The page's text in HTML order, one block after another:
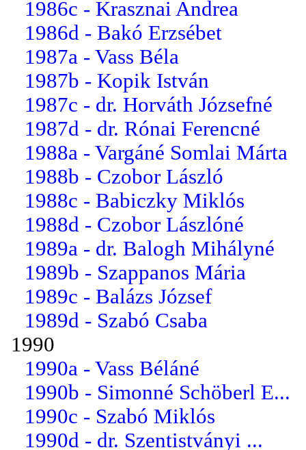
1986c - Krasznai Andrea
1986d - Bakó Erzsébet
1987a - Vass Béla
1987b - Kopik István
1987c - dr. Horváth Józsefné
1987d - dr. Rónai Ferencné
1988a - Vargáné Somlai Márta
1988b - Czobor László
1988c - Babiczky Miklós
1988d - Czobor Lászlóné
1989a - dr. Balogh Mihályné
1989b - Szappanos Mária
1989c - Balázs József
1989d - Szabó Csaba
1990
1990a - Vass Béláné
1990b - Simonné Schöberl E...
1990c - Szabó Miklós
1990d - dr. Szentistványi ...